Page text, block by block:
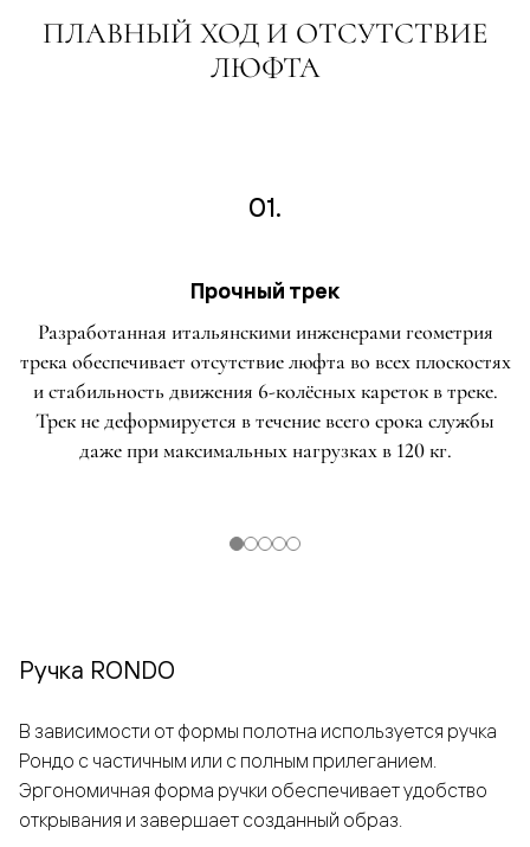
ПЛАВНЫЙ ХОД И ОТСУТСТВИЕ
ЛЮФТА
01.
Прочный трек
Разработанная итальянскими инженерами геометрия
трека обеспечивает отсутствие люфта во всех плоскостях
и стабильность движения 6-колёсных кареток в треке.
Трек не деформируется в течение всего срока службы
даже при максимальных нагрузках в 120 кг.
Ручка RONDO
В зависимости от формы полотна используется ручка
Рондо с частичным или с полным прилеганием.
Эргономичная форма ручки обеспечивает удобство
открывания и завершает созданный образ.